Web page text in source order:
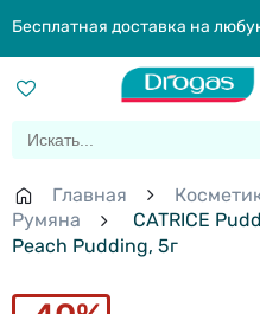
Бесплатная доставка на
Главная
Румяна
CATRICE
Peach Pudding, 5г